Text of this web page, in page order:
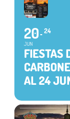
20
JUN
24
FIESTAS
AL 24